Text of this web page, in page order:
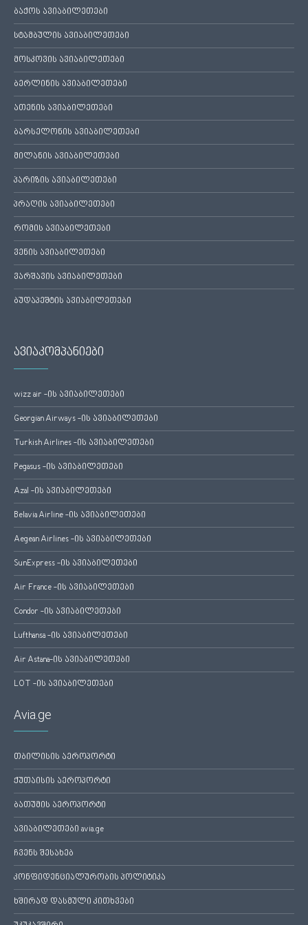
ბაქოს ავიაბილეთები
სტამბულის ავიაბილეთები
მოსკოვის ავიაბილეთები
ბერლინის ავიაბილეთები
ათენის ავიაბილეთები
ბარსელონის ავიაბილეთები
მილანის ავიაბილეთები
პარიზის ავიაბილეთები
პრაღის ავიაბილეთები
რომის ავიაბილეთები
ვენის ავიაბილეთები
ვარშავის ავიაბილეთები
ბუდაპეშტის ავიაბილეთები
ავიაკომპანიები
wizz air -ის ავიაბილეთები
Georgian Airways -ის ავიაბილეთები
Turkish Airlines -ის ავიაბილეთები
Pegasus -ის ავიაბილეთები
Azal -ის ავიაბილეთები
Belavia Airline -ის ავიაბილეთები
Aegean Airlines -ის ავიაბილეთები
SunExpress -ის ავიაბილეთები
Air France -ის ავიაბილეთები
Condor -ის ავიაბილეთები
Lufthansa -ის ავიაბილეთები
Air Astana-ის ავიაბილეთები
LOT -ის ავიაბილეთები
Avia.ge
თბილისის აეროპორტი
ქუთაისის აეროპორტი
ბათუმის აეროპორტი
ავიაბილეთები avia.ge
ჩვენს შესახებ
კონფიდენციალურობის პოლიტიკა
ხშირად დასმული კითხვები